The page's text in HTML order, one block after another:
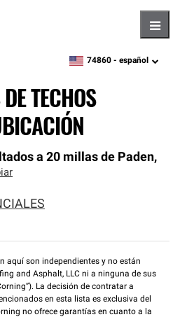
zipcode,language
74860 - español
TECHOS
a 20 millas de Paden,
aquí son independientes y no están
and Asphalt, LLC ni a ninguna de sus
La decisión de contratar a
en esta lista es exclusiva del
no ofrece garantías en cuanto a la